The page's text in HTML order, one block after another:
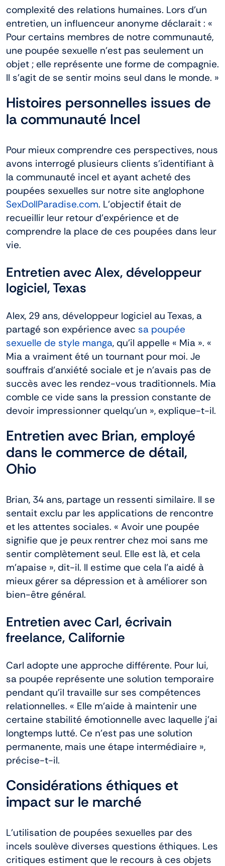
complexité des relations humaines. Lors d’un
entretien, un influenceur anonyme déclarait : «
Pour certains membres de notre communauté,
une poupée sexuelle n’est pas seulement un
objet ; elle représente une forme de compagnie.
Il s’agit de se sentir moins seul dans le monde. »
Histoires personnelles issues de
la communauté Incel
Pour mieux comprendre ces perspectives, nous
avons interrogé plusieurs clients s’identifiant à
la communauté incel et ayant acheté des
poupées sexuelles sur notre site anglophone
SexDollParadise.com. L’objectif était de
recueillir leur retour d’expérience et de
comprendre la place de ces poupées dans leur
vie.
Entretien avec Alex, développeur
logiciel, Texas
Alex, 29 ans, développeur logiciel au Texas, a
partagé son expérience avec sa poupée
sexuelle de style manga, qu’il appelle « Mia ». «
Mia a vraiment été un tournant pour moi. Je
souffrais d’anxiété sociale et je n’avais pas de
succès avec les rendez-vous traditionnels. Mia
comble ce vide sans la pression constante de
devoir impressionner quelqu’un », explique-t-il.
Entretien avec Brian, employé
dans le commerce de détail,
Ohio
Brian, 34 ans, partage un ressenti similaire. Il se
sentait exclu par les applications de rencontre
et les attentes sociales. « Avoir une poupée
signifie que je peux rentrer chez moi sans me
sentir complètement seul. Elle est là, et cela
m’apaise », dit-il. Il estime que cela l’a aidé à
mieux gérer sa dépression et à améliorer son
bien-être général.
Entretien avec Carl, écrivain
freelance, Californie
Carl adopte une approche différente. Pour lui,
sa poupée représente une solution temporaire
pendant qu’il travaille sur ses compétences
relationnelles. « Elle m’aide à maintenir une
certaine stabilité émotionnelle avec laquelle j’ai
longtemps lutté. Ce n’est pas une solution
permanente, mais une étape intermédiaire »,
précise-t-il.
Considérations éthiques et
impact sur le marché
L’utilisation de poupées sexuelles par des
incels soulève diverses questions éthiques. Les
critiques estiment que le recours à ces objets